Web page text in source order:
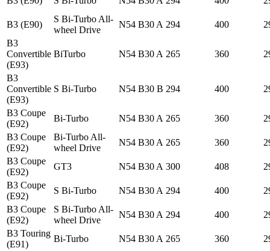
B3 (E90)
S Bi-Turbo All-
wheel Drive
N54 B30 A 294 400
B3
Convertible
(E93)
BiTurbo N54 B30 A 265 360
B3
Convertible
(E93)
S Bi-Turbo N54 B30 B 294 400
B3 Coupe
(E92)
Bi-Turbo N54 B30 A 265 360
B3 Coupe
(E92)
Bi-Turbo All-
wheel Drive
N54 B30 A 265 360
B3 Coupe
(E92)
GT3 N54 B30 A 300 408
B3 Coupe
(E92)
S Bi-Turbo N54 B30 A 294 400
B3 Coupe
(E92)
S Bi-Turbo All-
wheel Drive
N54 B30 A 294 400
B3 Touring
(E91)
Bi-Turbo N54 B30 A 265 360